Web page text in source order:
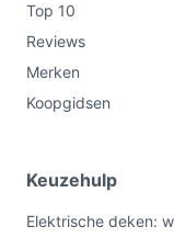
Top 10
Reviews
Merken
Koopgidsen
Keuzehulp
Elektrische deken: